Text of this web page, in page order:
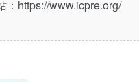
：https://www.icpre.org/